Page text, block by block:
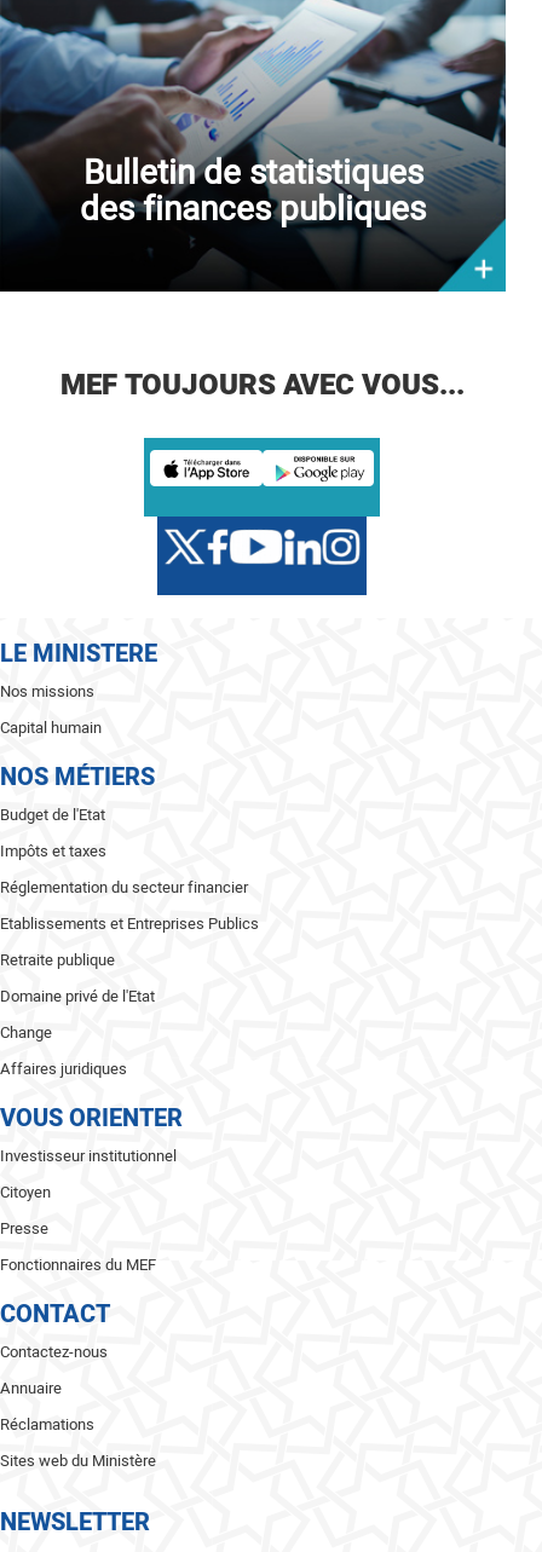
Bulletin de statistiques
des finances publiques
MEF TOUJOURS AVEC VOUS...
LE MINISTERE
Nos missions
Capital humain
NOS MÉTIERS
Budget de l'Etat
Impôts et taxes
Réglementation du secteur financier
Etablissements et Entreprises Publics
Retraite publique
Domaine privé de l'Etat
Change
Affaires juridiques
VOUS ORIENTER
Investisseur institutionnel
Citoyen
Presse
Fonctionnaires du MEF
CONTACT
Contactez-nous
Annuaire
Réclamations
Sites web du Ministère
NEWSLETTER